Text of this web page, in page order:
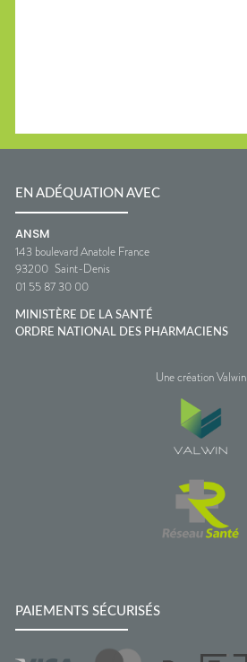
EN ADÉQUATION AVEC
ANSM
143 boulevard Anatole France
93200 Saint-Denis
01 55 87 30 00
MINISTÈRE DE LA SANTÉ
ORDRE NATIONAL DES PHARMACIENS
Une création Valwin
PAIEMENTS SÉCURISÉS